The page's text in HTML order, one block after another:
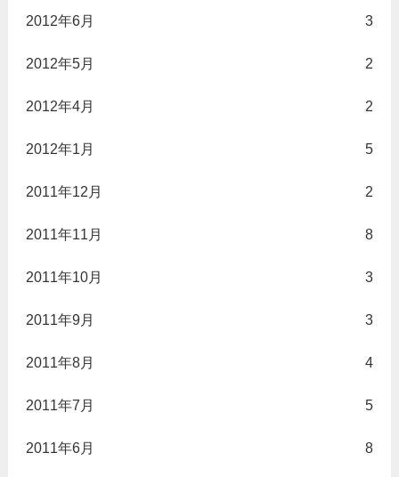
2012年6月 3
2012年5月 2
2012年4月 2
2012年1月 5
2011年12月 2
2011年11月 8
2011年10月 3
2011年9月 3
2011年8月 4
2011年7月 5
2011年6月 8